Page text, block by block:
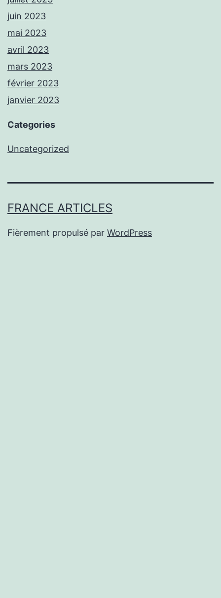
juin 2023
mai 2023
avril 2023
mars 2023
février 2023
janvier 2023
Categories
Uncategorized
FRANCE ARTICLES
Fièrement propulsé par WordPress